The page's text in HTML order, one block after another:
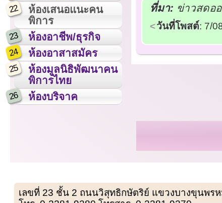
22
ห้องเสนอแนะคน
พิการ
23 ห้องอาชีพ/ธุรกิจ
24 ห้องอาสาสมัคร
25
ห้องมูลนิธิพัฒนาคน
พิการไทย
26 ห้องบริจาค
ที่มา: ข่าวสดอ
วันที่โพสต์: 7/
เลขที่ 23 ชั้น 2 ถนนวิสุทธิกษัตริย์ แขวงบางขุนพร